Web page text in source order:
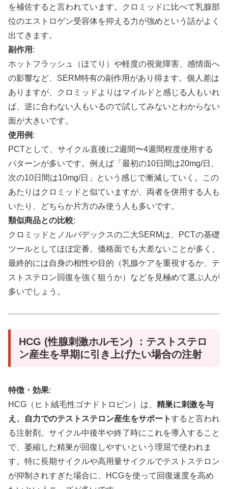
を補佐すると言われています。クロミッドに比べて乳腺部
位のエストロゲン受容体を抑える力が強めという話がよく
出てきます。
副作用 :
ホットフラッシュ（ほてり）や軽度の視覚障害、感情面へ
の影響など、SERM特有の副作用があり得ます。個人差は
ありますが、クロミッドよりはマイルドと感じる人もいれ
ば、逆に合わない人もいるので試してみないとわからない
面が大きいです。
使用例 :
PCTとして、サイクル直後に2週間〜4週間程度使用する
パターンが多いです。例えば「最初の10日間は20mg/日、
次の10日間は10mg/日」という感じで漸減していく。この
あたりはクロミッドと似ていますが、両者を併用する人も
いたり、どちらか片方のみ使う人も多いです。
類似商品との比較:
クロミッドとノルバデックスの二大SERMは、PCTの基礎
ツールとしてほぼ定番。価格面でも大差ないことが多く、
最終的には自身の相性や目的（乳腺ケアを重視するか、テ
ストステロン回復を強く狙うか）などを見極めて選ぶ人が
多いでしょう。
HCG (性腺刺激ホルモン) ：テストステロ
ン産生を早期に引き上げたい場合の注射
特徴・効果:
HCG（ヒト絨毛性ゴナドトロピン）は、 精巣に刺激を与
え、自力でのテストステロン産生をサポートすると言われ
る注射剤。サイクル中後半や終了時にこれを導入すること
で、萎縮した精巣が回復しやすいという理屈で使われま
す。特に長期サイクルや高用量サイクルでテストステロン
が抑制されすぎた場合に、HCGを使って回復速度を高め